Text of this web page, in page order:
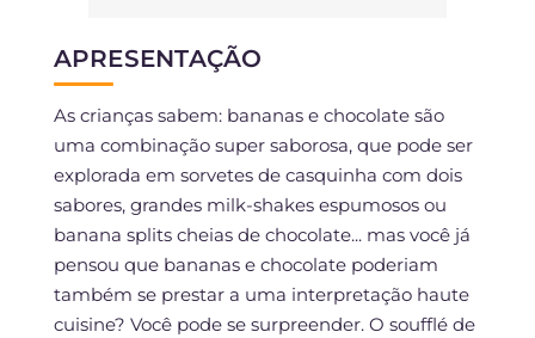
APRESENTAÇÃO
As crianças sabem: bananas e chocolate são
uma combinação super saborosa, que pode ser
explorada em sorvetes de casquinha com dois
sabores, grandes milk-shakes espumosos ou
banana splits cheias de chocolate... mas você já
pensou que bananas e chocolate poderiam
também se prestar a uma interpretação haute
cuisine? Você pode se surpreender. O soufflé de